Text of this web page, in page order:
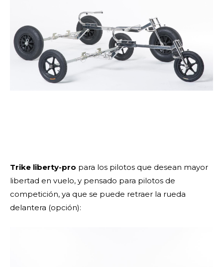
Trike liberty-pro para los pilotos que desean mayor
libertad en vuelo, y pensado para pilotos de
competición, ya que se puede retraer la rueda
delantera (opción):